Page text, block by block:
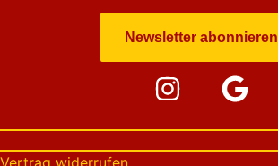
Newsletter abonnieren
Vertrag widerrufen